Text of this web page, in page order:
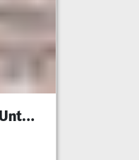
Tanah Premium Raya Merr Untuk Komersial